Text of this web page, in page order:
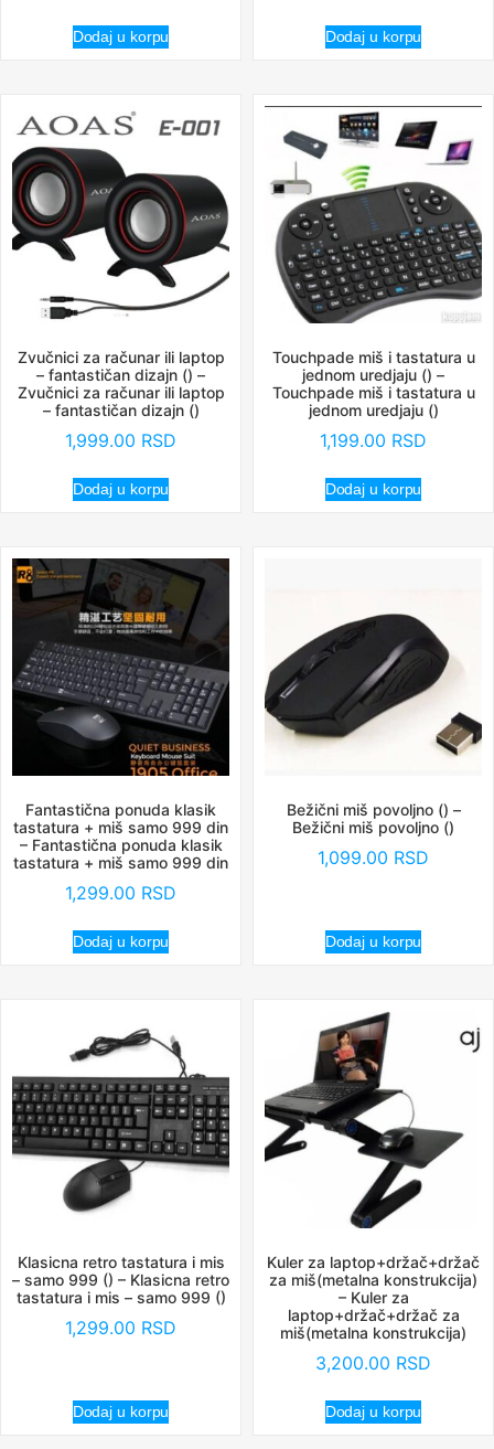
Dodaj u korpu Dodaj u korpu
Zvučnici za računar ili laptop
– fantastičan dizajn () –
Zvučnici za računar ili laptop
– fantastičan dizajn ()
1,999.00 RSD
Dodaj u korpu
Touchpade miš i tastatura u
jednom uredjaju () –
Touchpade miš i tastatura u
jednom uredjaju ()
1,199.00 RSD
Dodaj u korpu
Fantastična ponuda klasik
tastatura + miš samo 999 din
– Fantastična ponuda klasik
tastatura + miš samo 999 din
1,299.00 RSD
Dodaj u korpu
Bežični miš povoljno () –
Bežični miš povoljno ()
1,099.00 RSD
Dodaj u korpu
Klasicna retro tastatura i mis
– samo 999 () – Klasicna retro
tastatura i mis – samo 999 ()
1,299.00 RSD
Dodaj u korpu
Kuler za laptop+držač+držač
za miš(metalna konstrukcija)
– Kuler za
laptop+držač+držač za
miš(metalna konstrukcija)
3,200.00 RSD
Dodaj u korpu